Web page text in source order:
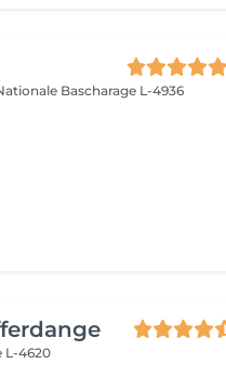
Bascharage L-4936
L-4620